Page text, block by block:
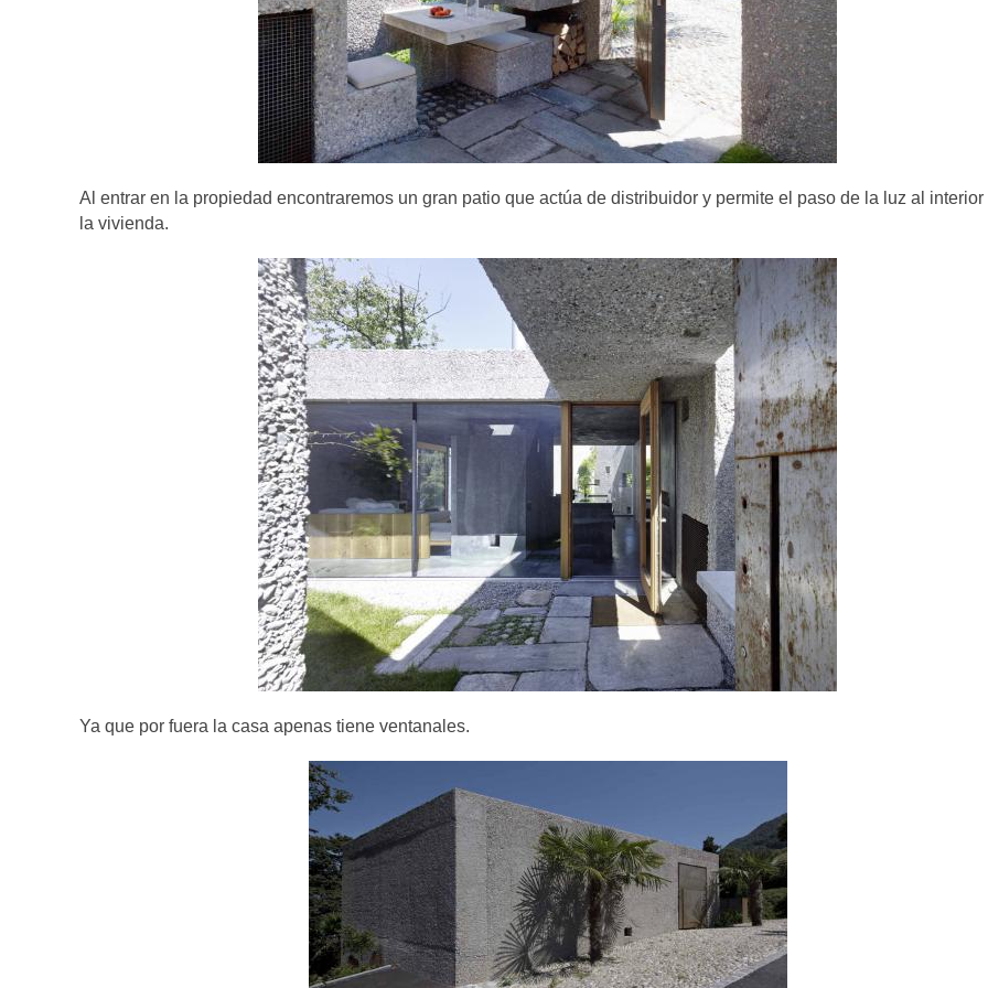
Al entrar en la propiedad encontraremos un gran patio que actúa de distribuidor y permite el paso de la luz al interior
la vivienda.
Ya que por fuera la casa apenas tiene ventanales.